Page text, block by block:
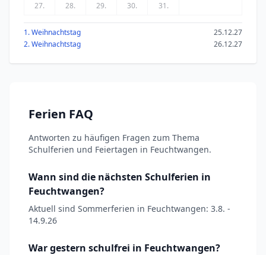
27.
28. 29. 30. 31.
1. Weihnachtstag
25.12.27
2. Weihnachtstag
26.12.27
Ferien FAQ
Antworten zu häufigen Fragen zum Thema
Schulferien und Feiertagen in Feuchtwangen.
Wann sind die nächsten Schulferien in
Feuchtwangen?
Aktuell sind Sommerferien in Feuchtwangen: 3.8. -
14.9.26
War gestern schulfrei in Feuchtwangen?